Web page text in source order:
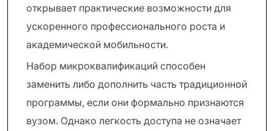
открывает практические возможности для
ускоренного профессионального роста и
академической мобильности.
Набор микроквалификаций способен
заменить либо дополнить часть традиционной
программы, если они формально признаются
вузом. Однако легкость доступа не означает